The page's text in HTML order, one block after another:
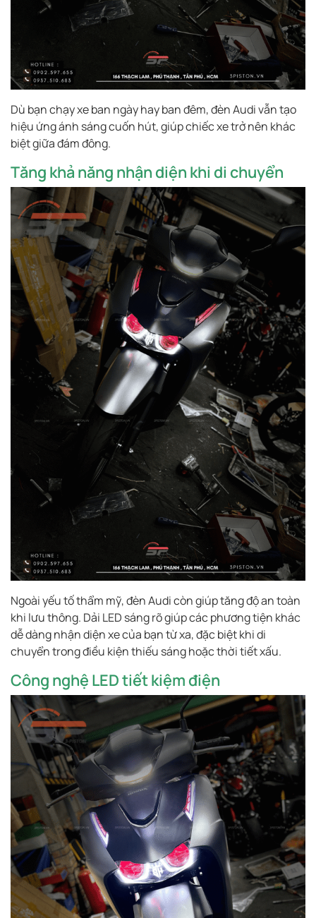
Dù bạn chạy xe ban ngày hay ban đêm, đèn Audi vẫn tạo
hiệu ứng ánh sáng cuốn hút, giúp chiếc xe trở nên khác
biệt giữa đám đông.
Tăng khả năng nhận diện khi di chuyển
Ngoài yếu tố thẩm mỹ, đèn Audi còn giúp tăng độ an toàn
khi lưu thông. Dải LED sáng rõ giúp các phương tiện khác
dễ dàng nhận diện xe của bạn từ xa, đặc biệt khi di
chuyển trong điều kiện thiếu sáng hoặc thời tiết xấu.
Công nghệ LED tiết kiệm điện